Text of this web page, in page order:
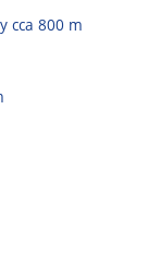
cca 800 m